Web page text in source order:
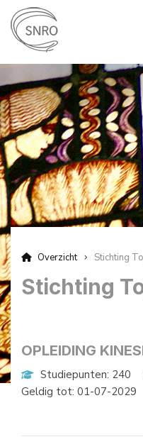
Overzicht Stichting
Stichting
OPLEIDING
Studiepunten: 240
Geldig tot: 01-07-2029